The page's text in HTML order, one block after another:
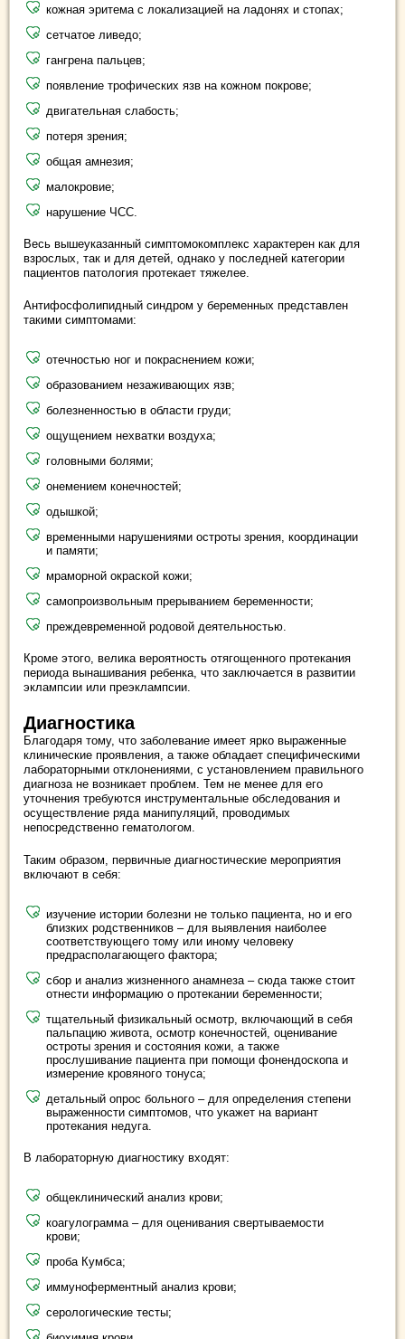
кожная эритема с локализацией на ладонях и стопах;
сетчатое ливедо;
гангрена пальцев;
появление трофических язв на кожном покрове;
двигательная слабость;
потеря зрения;
общая амнезия;
малокровие;
нарушение ЧСС.
Весь вышеуказанный симптомокомплекс характерен как для
взрослых, так и для детей, однако у последней категории
пациентов патология протекает тяжелее.
Антифосфолипидный синдром у беременных представлен
такими симптомами:
отечностью ног и покраснением кожи;
образованием незаживающих язв;
болезненностью в области груди;
ощущением нехватки воздуха;
головными болями;
онемением конечностей;
одышкой;
временными нарушениями остроты зрения, координации
и памяти;
мраморной окраской кожи;
самопроизвольным прерыванием беременности;
преждевременной родовой деятельностью.
Кроме этого, велика вероятность отягощенного протекания
периода вынашивания ребенка, что заключается в развитии
эклампсии или преэклампсии.
Диагностика
Благодаря тому, что заболевание имеет ярко выраженные
клинические проявления, а также обладает специфическими
лабораторными отклонениями, с установлением правильного
диагноза не возникает проблем. Тем не менее для его
уточнения требуются инструментальные обследования и
осуществление ряда манипуляций, проводимых
непосредственно гематологом.
Таким образом, первичные диагностические мероприятия
включают в себя:
изучение истории болезни не только пациента, но и его
близких родственников – для выявления наиболее
соответствующего тому или иному человеку
предрасполагающего фактора;
сбор и анализ жизненного анамнеза – сюда также стоит
отнести информацию о протекании беременности;
тщательный физикальный осмотр, включающий в себя
пальпацию живота, осмотр конечностей, оценивание
остроты зрения и состояния кожи, а также
прослушивание пациента при помощи фонендоскопа и
измерение кровяного тонуса;
детальный опрос больного – для определения степени
выраженности симптомов, что укажет на вариант
протекания недуга.
В лабораторную диагностику входят:
общеклинический анализ крови;
коагулограмма – для оценивания свертываемости
крови;
проба Кумбса;
иммуноферментный анализ крови;
серологические тесты;